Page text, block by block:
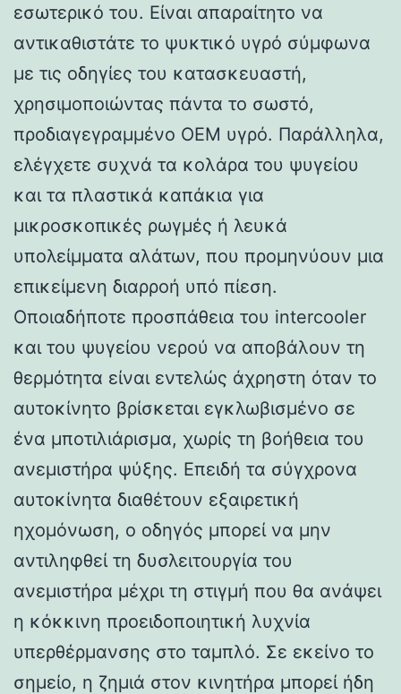
εσωτερικό του. Είναι απαραίτητο να
αντικαθιστάτε το ψυκτικό υγρό σύμφωνα
με τις οδηγίες του κατασκευαστή,
χρησιμοποιώντας πάντα το σωστό,
προδιαγεγραμμένο OEM υγρό. Παράλληλα,
ελέγχετε συχνά τα κολάρα του ψυγείου
και τα πλαστικά καπάκια για
μικροσκοπικές ρωγμές ή λευκά
υπολείμματα αλάτων, που προμηνύουν μια
επικείμενη διαρροή υπό πίεση.
Οποιαδήποτε προσπάθεια του intercooler
και του ψυγείου νερού να αποβάλουν τη
θερμότητα είναι εντελώς άχρηστη όταν το
αυτοκίνητο βρίσκεται εγκλωβισμένο σε
ένα μποτιλιάρισμα, χωρίς τη βοήθεια του
ανεμιστήρα ψύξης. Επειδή τα σύγχρονα
αυτοκίνητα διαθέτουν εξαιρετική
ηχομόνωση, ο οδηγός μπορεί να μην
αντιληφθεί τη δυσλειτουργία του
ανεμιστήρα μέχρι τη στιγμή που θα ανάψει
η κόκκινη προειδοποιητική λυχνία
υπερθέρμανσης στο ταμπλό. Σε εκείνο το
σημείο, η ζημιά στον κινητήρα μπορεί ήδη